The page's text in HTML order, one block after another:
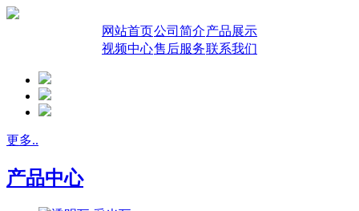
网站首页公司简介产品展示
视频中心售后服务联系我们
更多..
产品中心